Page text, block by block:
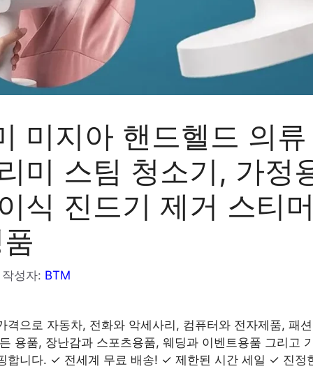
미지아 핸드헬드 의
미 스팀 청소기, 가정
식 진드기 제거 스티
작성자: BTM
격으로 자동차, 전화와 악세사리, 컴퓨터와 전자제품, 패
용품, 장난감과 스포츠용품, 웨딩과 이벤트용품 그리고
합니다. ✓ 전세계 무료 배송! ✓ 제한된 시간 세일 ✓ 진정